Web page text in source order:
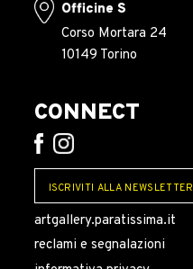
Officine S
Corso Mortara 24
10149 Torino
CONNECT
ISCRIVITI ALLA NEWSLETTER
artgallery.paratissima.it
reclami e segnalazioni